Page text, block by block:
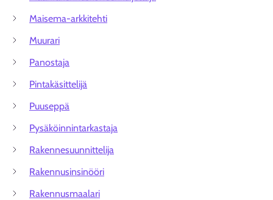
Maisema-arkkitehti
Muurari
Panostaja
Pintakäsittelijä
Puuseppä
Pysäköinnintarkastaja
Rakennesuunnittelija
Rakennusinsinööri
Rakennusmaalari